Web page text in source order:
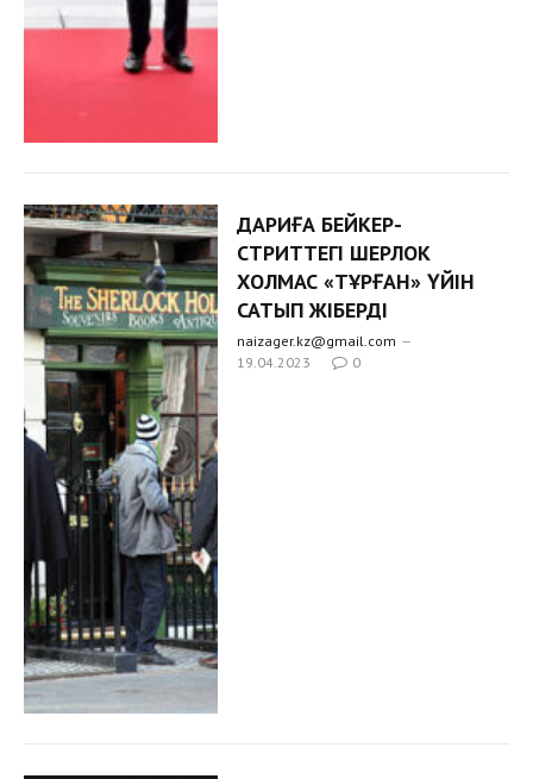
ДАРИҒА БЕЙКЕР-
СТРИТТЕГІ ШЕРЛОК
ХОЛМАС «ТҰРҒАН» ҮЙІН
САТЫП ЖІБЕРДІ
naizager.kz@gmail.com
19.04.2023
0